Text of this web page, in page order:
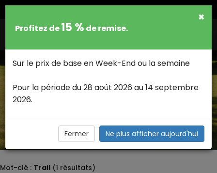
Description
Mot-clé : Trail (1 résultats)
×
Profitez de15 % de remise.
Sur le prix de base en Week-End ou la semaine
Pour la période du 28 août 2026 au 14 septembre
2026.
Fermer Ne plus afficher aujourd'hui